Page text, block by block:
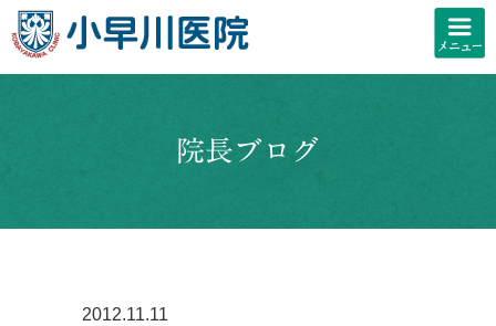
院長ブログ
2012.11.11